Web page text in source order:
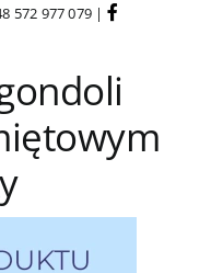
572 977 079 |